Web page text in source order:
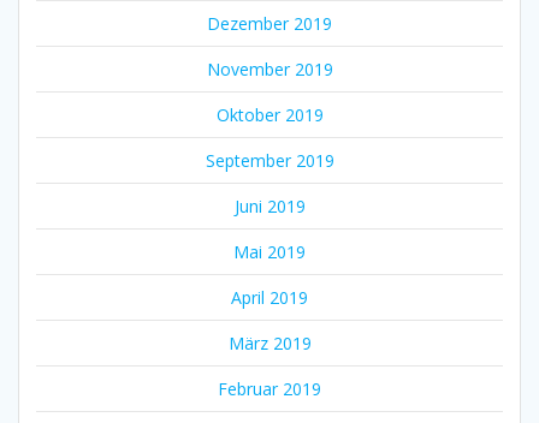
Dezember 2019
November 2019
Oktober 2019
September 2019
Juni 2019
Mai 2019
April 2019
März 2019
Februar 2019